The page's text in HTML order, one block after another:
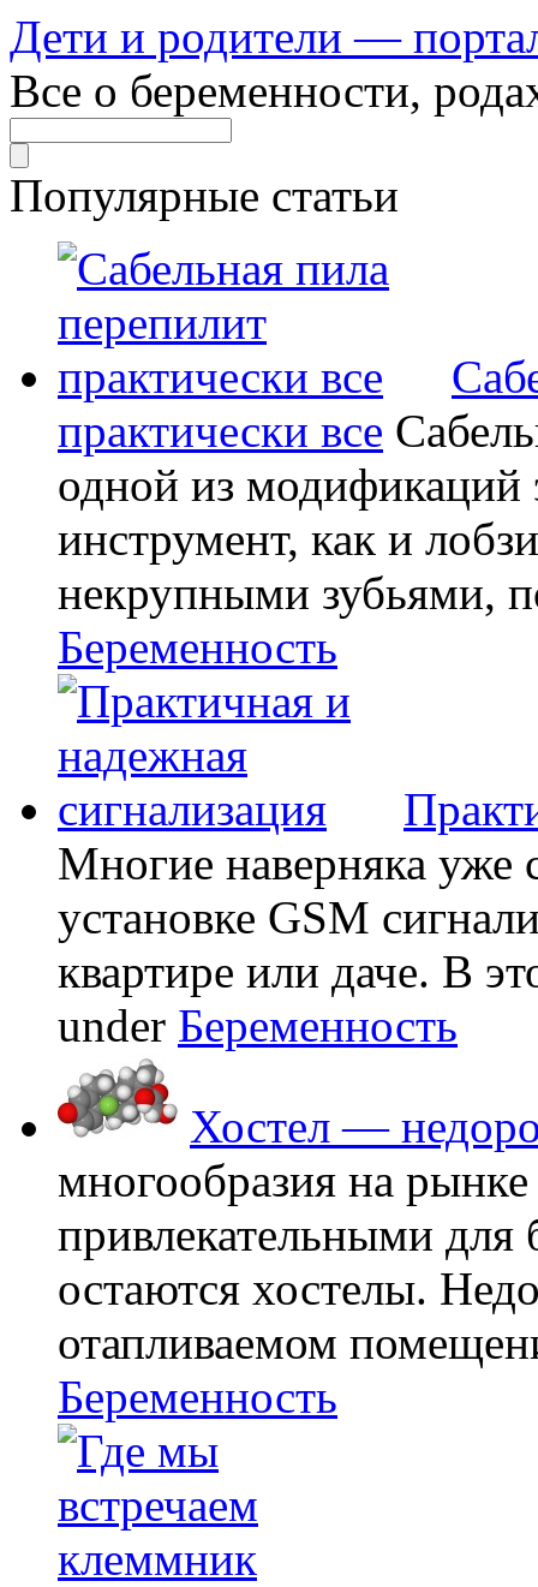
Дети и родители —
Все о беременности,
Популярные статьи
практически все
одной из модификаций
инструмент, как и
некрупными зубьями,
Беременность
Многие наверняка уже
установке GSM
квартире или даче. В
under Беременность
Хостел —
многообразия на
привлекательными
остаются хостелы.
отапливаемом
Беременность